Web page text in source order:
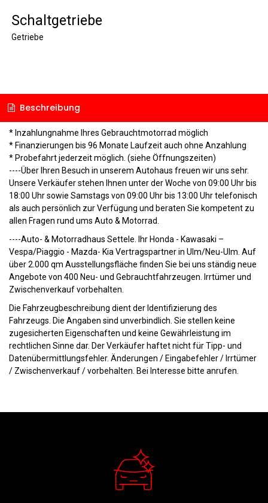
Schaltgetriebe
Getriebe
Beschreibung
* Inzahlungnahme Ihres Gebrauchtmotorrad möglich
* Finanzierungen bis 96 Monate Laufzeit auch ohne Anzahlung
* Probefahrt jederzeit möglich. (siehe Öffnungszeiten)
----Über Ihren Besuch in unserem Autohaus freuen wir uns sehr.
Unsere Verkäufer stehen Ihnen unter der Woche von 09:00 Uhr bis
18:00 Uhr sowie Samstags von 09:00 Uhr bis 13:00 Uhr telefonisch
als auch persönlich zur Verfügung und beraten Sie kompetent zu
allen Fragen rund ums Auto & Motorrad.
----Auto- & Motorradhaus Settele. Ihr Honda - Kawasaki –
Vespa/Piaggio - Mazda- Kia Vertragspartner in Ulm/Neu-Ulm. Auf
über 2.000 qm Ausstellungsfläche finden Sie bei uns ständig neue
Angebote von 400 Neu- und Gebrauchtfahrzeugen. Irrtümer und
Zwischenverkauf vorbehalten.
Die Fahrzeugbeschreibung dient der Identifizierung des
Fahrzeugs. Die Angaben sind unverbindlich. Sie stellen keine
zugesicherten Eigenschaften und keine Gewährleistung im
rechtlichen Sinne dar. Der Verkäufer haftet nicht für Tipp- und
Datenübermittlungsfehler. Änderungen / Eingabefehler / Irrtümer
/ Zwischenverkauf / vorbehalten. Bei Interesse bitte anrufen.